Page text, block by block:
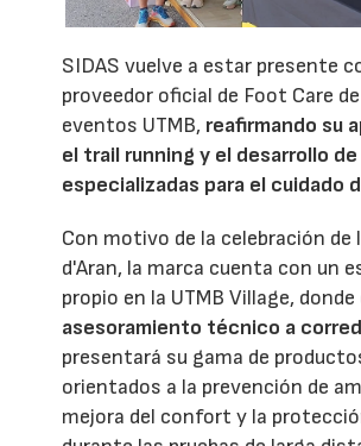
SIDAS vuelve a estar presente
proveedor oficial de Foot Care
eventos UTMB, reafirmando su
el trail running y el desarrollo
especializadas para el cuidado
Con motivo de la celebración de
d'Aran, la marca cuenta con un
propio en la UTMB Village, donde
asesoramiento técnico a
presentará su gama de
orientados a la prevención de
mejora del confort y la